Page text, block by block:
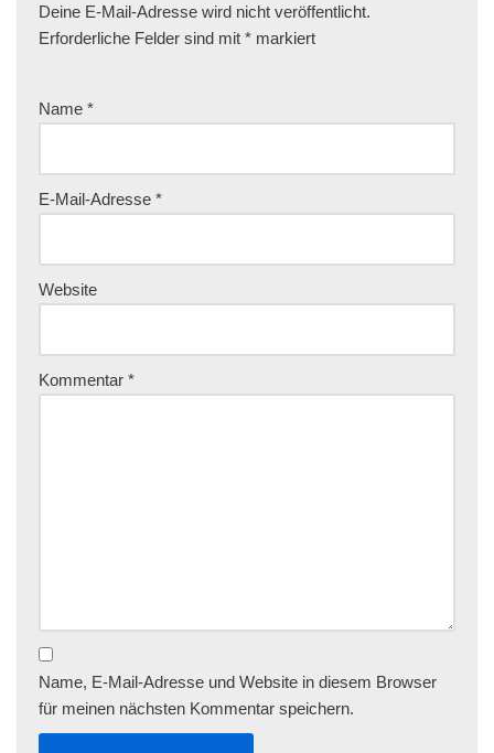
Deine E-Mail-Adresse wird nicht veröffentlicht.
Erforderliche Felder sind mit * markiert
Name *
E-Mail-Adresse *
Website
Kommentar *
Name, E-Mail-Adresse und Website in diesem Browser
für meinen nächsten Kommentar speichern.